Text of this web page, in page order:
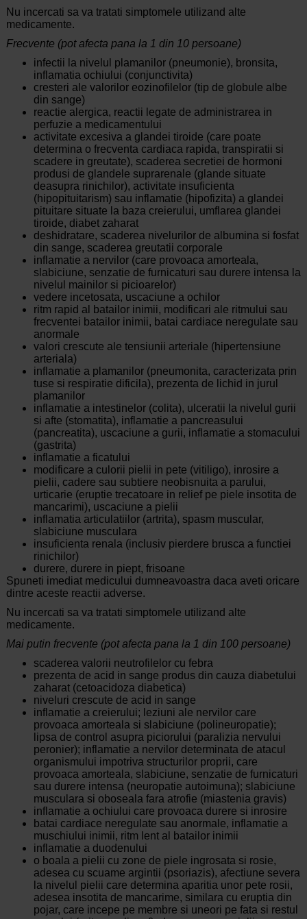
Nu incercati sa va tratati simptomele utilizand alte
medicamente.
Frecvente (pot afecta pana la 1 din 10 persoane)
infectii la nivelul plamanilor (pneumonie), bronsita,
inflamatia ochiului (conjunctivita)
cresteri ale valorilor eozinofilelor (tip de globule albe
din sange)
reactie alergica, reactii legate de administrarea in
perfuzie a medicamentului
activitate excesiva a glandei tiroide (care poate
determina o frecventa cardiaca rapida, transpiratii si
scadere in greutate), scaderea secretiei de hormoni
produsi de glandele suprarenale (glande situate
deasupra rinichilor), activitate insuficienta
(hipopituitarism) sau inflamatie (hipofizita) a glandei
pituitare situate la baza creierului, umflarea glandei
tiroide, diabet zaharat
deshidratare, scaderea nivelurilor de albumina si fosfat
din sange, scaderea greutatii corporale
inflamatie a nervilor (care provoaca amorteala,
slabiciune, senzatie de furnicaturi sau durere intensa la
nivelul mainilor si picioarelor)
vedere incetosata, uscaciune a ochilor
ritm rapid al batailor inimii, modificari ale ritmului sau
frecventei batailor inimii, batai cardiace neregulate sau
anormale
valori crescute ale tensiunii arteriale (hipertensiune
arteriala)
inflamatie a plamanilor (pneumonita, caracterizata prin
tuse si respiratie dificila), prezenta de lichid in jurul
plamanilor
inflamatie a intestinelor (colita), ulceratii la nivelul gurii
si afte (stomatita), inflamatie a pancreasului
(pancreatita), uscaciune a gurii, inflamatie a stomacului
(gastrita)
inflamatie a ficatului
modificare a culorii pielii in pete (vitiligo), inrosire a
pielii, cadere sau subtiere neobisnuita a parului,
urticarie (eruptie trecatoare in relief pe piele insotita de
mancarimi), uscaciune a pielii
inflamatia articulatiilor (artrita), spasm muscular,
slabiciune musculara
insuficienta renala (inclusiv pierdere brusca a functiei
rinichilor)
durere, durere in piept, frisoane
Spuneti imediat medicului dumneavoastra daca aveti oricare
dintre aceste reactii adverse.
Nu incercati sa va tratati simptomele utilizand alte
medicamente.
Mai putin frecvente (pot afecta pana la 1 din 100 persoane)
scaderea valorii neutrofilelor cu febra
prezenta de acid in sange produs din cauza diabetului
zaharat (cetoacidoza diabetica)
niveluri crescute de acid in sange
inflamatie a creierului; leziuni ale nervilor care
provoaca amorteala si slabiciune (polineuropatie);
lipsa de control asupra piciorului (paralizia nervului
peronier); inflamatie a nervilor determinata de atacul
organismului impotriva structurilor proprii, care
provoaca amorteala, slabiciune, senzatie de furnicaturi
sau durere intensa (neuropatie autoimuna); slabiciune
musculara si oboseala fara atrofie (miastenia gravis)
inflamatie a ochiului care provoaca durere si inrosire
batai cardiace neregulate sau anormale, inflamatie a
muschiului inimii, ritm lent al batailor inimii
inflamatie a duodenului
o boala a pielii cu zone de piele ingrosata si rosie,
adesea cu scuame argintii (psoriazis), afectiune severa
la nivelul pielii care determina aparitia unor pete rosii,
adesea insotita de mancarime, similara cu eruptia din
pojar, care incepe pe membre si uneori pe fata si restul